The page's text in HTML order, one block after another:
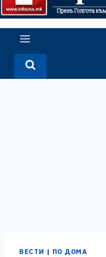
ВЕСТИ | ПО ДОМА